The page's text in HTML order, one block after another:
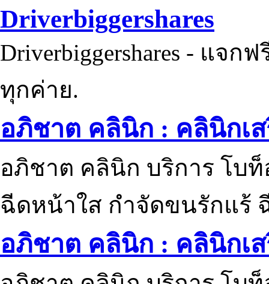
Driverbiggershares
Driverbiggershares - แจก
ทุกค่าย.
อภิชาต คลินิก : คลินิกเ
อภิชาต คลินิก บริการ โบ
ฉีดหน้าใส กำจัดขนรักแร้
อภิชาต คลินิก : คลินิกเ